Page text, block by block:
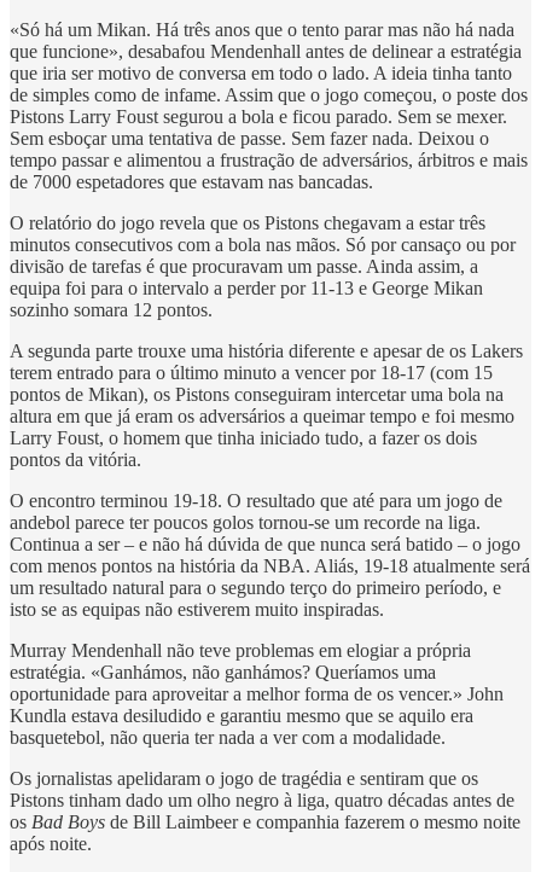
«Só há um Mikan. Há três anos que o tento parar mas não há nada
que funcione», desabafou Mendenhall antes de delinear a estratégia
que iria ser motivo de conversa em todo o lado. A ideia tinha tanto
de simples como de infame. Assim que o jogo começou, o poste dos
Pistons Larry Foust segurou a bola e ficou parado. Sem se mexer.
Sem esboçar uma tentativa de passe. Sem fazer nada. Deixou o
tempo passar e alimentou a frustração de adversários, árbitros e mais
de 7000 espetadores que estavam nas bancadas.
O relatório do jogo revela que os Pistons chegavam a estar três
minutos consecutivos com a bola nas mãos. Só por cansaço ou por
divisão de tarefas é que procuravam um passe. Ainda assim, a
equipa foi para o intervalo a perder por 11-13 e George Mikan
sozinho somara 12 pontos.
A segunda parte trouxe uma história diferente e apesar de os Lakers
terem entrado para o último minuto a vencer por 18-17 (com 15
pontos de Mikan), os Pistons conseguiram intercetar uma bola na
altura em que já eram os adversários a queimar tempo e foi mesmo
Larry Foust, o homem que tinha iniciado tudo, a fazer os dois
pontos da vitória.
O encontro terminou 19-18. O resultado que até para um jogo de
andebol parece ter poucos golos tornou-se um recorde na liga.
Continua a ser – e não há dúvida de que nunca será batido – o jogo
com menos pontos na história da NBA. Aliás, 19-18 atualmente será
um resultado natural para o segundo terço do primeiro período, e
isto se as equipas não estiverem muito inspiradas.
Murray Mendenhall não teve problemas em elogiar a própria
estratégia. «Ganhámos, não ganhámos? Queríamos uma
oportunidade para aproveitar a melhor forma de os vencer.» John
Kundla estava desiludido e garantiu mesmo que se aquilo era
basquetebol, não queria ter nada a ver com a modalidade.
Os jornalistas apelidaram o jogo de tragédia e sentiram que os
Pistons tinham dado um olho negro à liga, quatro décadas antes de
os Bad Boys de Bill Laimbeer e companhia fazerem o mesmo noite
após noite.